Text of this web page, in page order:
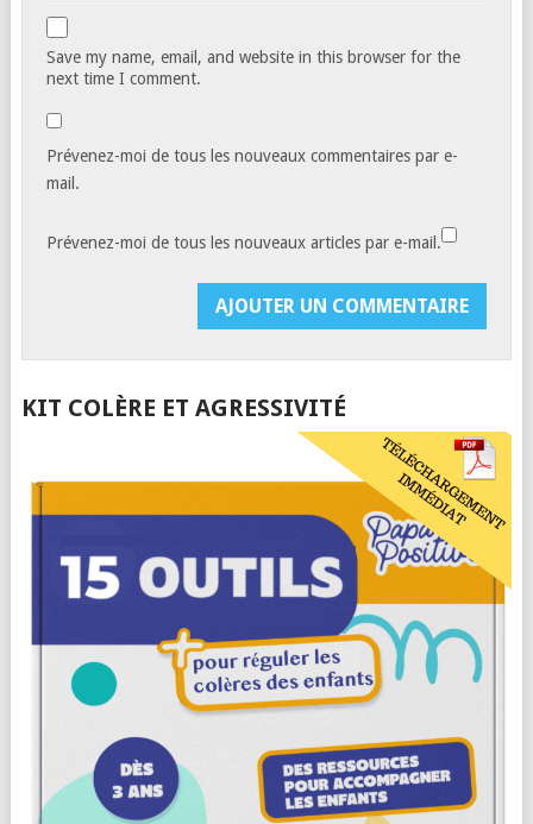
Save my name, email, and website in this browser for the
next time I comment.
Prévenez-moi de tous les nouveaux commentaires par e-
mail.
Prévenez-moi de tous les nouveaux articles par e-mail.
KIT COLÈRE ET AGRESSIVITÉ